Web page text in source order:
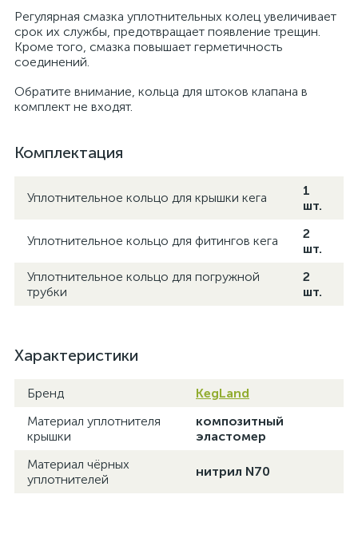
Регулярная смазка уплотнительных колец увеличивает
срок их службы, предотвращает появление трещин.
Кроме того, смазка повышает герметичность
соединений.
Обратите внимание, кольца для штоков клапана в
комплект не входят.
Комплектация
Уплотнительное кольцо для крышки кега
1
шт.
Уплотнительное кольцо для фитингов кега
2
шт.
Уплотнительное кольцо для погружной
трубки
2
шт.
Характеристики
Бренд
KegLand
Материал уплотнителя
крышки
композитный
эластомер
Материал чёрных
уплотнителей
нитрил N70